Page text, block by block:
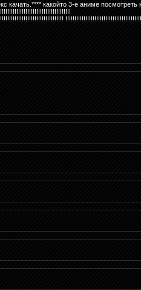
качать.**** какойто 3-е аниме посмотреть